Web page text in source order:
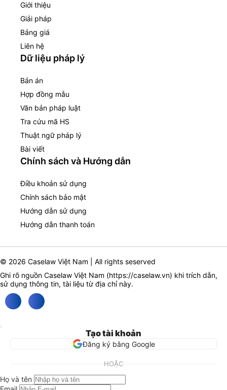
Giới thiệu
Giải pháp
Bảng giá
Liên hệ
Dữ liệu pháp lý
Bản án
Hợp đồng mẫu
Văn bản pháp luật
Tra cứu mã HS
Thuật ngữ pháp lý
Bài viết
Chính sách và Hướng dẫn
Điều khoản sử dụng
Chính sách bảo mật
Hướng dẫn sử dụng
Hướng dẫn thanh toán
© 2026 Caselaw Việt Nam | All rights seserved
Ghi rõ nguồn Caselaw Việt Nam (https://caselaw.vn) khi trích dẫn,
sử dụng thông tin, tài liệu từ địa chỉ này.
Tạo tài khoản
Đăng ký bằng Google
HOẶC
Họ và tên